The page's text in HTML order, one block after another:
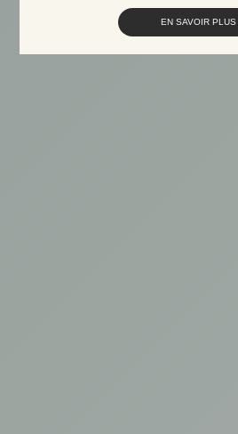
EN SAVOIR PLUS